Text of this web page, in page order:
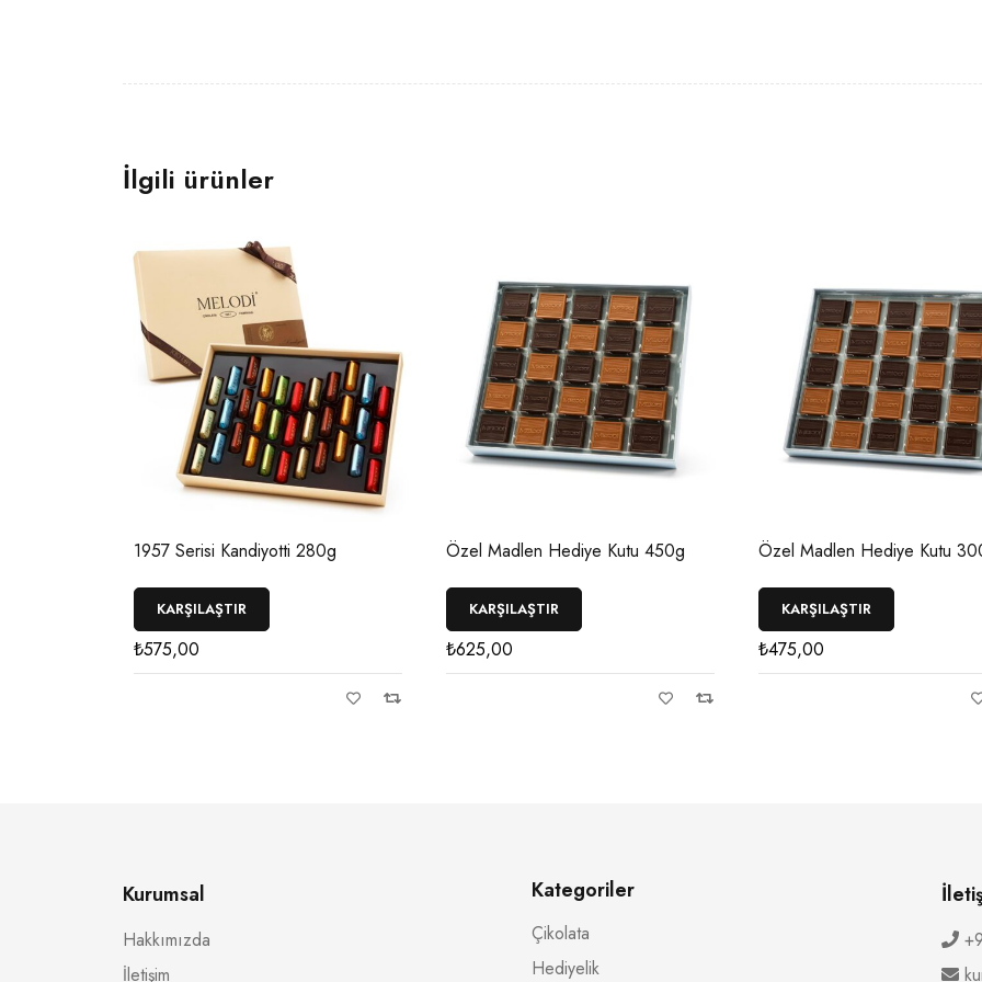
İlgili ürünler
1957 Serisi Kandiyotti 280g
KARŞILAŞTIR
₺575,00
Özel Madlen Hediye Kutu 450g
KARŞILAŞTIR
₺625,00
Özel Madlen Hediye Kutu
KARŞILAŞTIR
₺475,00
Kurumsal
Hakkımızda
İletişim
Kategoriler
Çikolata
Hediyelik